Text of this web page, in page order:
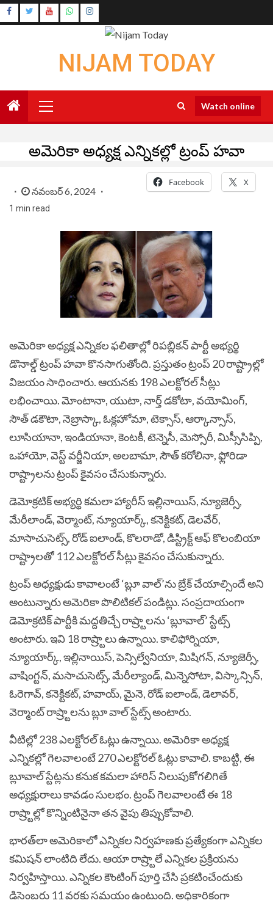
Skip
to
Instagram
NIJAM TODAY
Menu
Watch online
అమెరికా అధ్యక్ష ఎన్నికల్లో ట్రంప్ హవా
నవంబర్ 6, 2024
1 min read
Facebook X
అమెరికా అధ్యక్ష ఎన్నికల ఫలితాల్లో రిపబ్లికన్‌ పార్టీ అభ్యర్థి
డొనాల్డ్‌ ట్రంప్‌ హవా కొనసాగుతోంది. ప్రస్తుతం ట్రంప్‌ 20 రాష్ట్రాల్లో
విజయం సాధించారు. ఆయనకు 198 ఎలక్టోరల్‌ సీట్లు
లభించాయి. మోంటానా, యుటా, నార్త్‌ డకోటా, వయోమింగ్‌,
సౌత్‌ డకౌటా, నెబ్రాస్కా, ఓక్లహోమా, టెక్సాస్‌, ఆర్కాన్సాస్‌,
లూసియానా, ఇండియానా, కెంటకీ, టెన్నెసీ, మెస్సోరీ, మిస్సీసిప్పి,
ఒహాయో, వెస్ట్‌ వర్జీనియా, అలబామా, సౌత్‌ కరోలినా, ఫ్లోరిడా
రాష్ట్రాలను ట్రంప్‌ కైవసం చేసుకున్నారు.
డెమోక్రటిక్‌ అభ్యర్థి కమలా హ్యారీస్‌ ఇల్లినాయిస్‌, న్యూజెర్సీ,
మేరీలాండ్‌, వెర్మాంట్‌, న్యూయార్క్‌, కనెక్టికట్‌, డెలవేర్‌,
మాసాచుసెట్స్‌, రోడ్‌ ఐలాండ్‌, కొలరాడో, డిస్ట్రిక్ట్‌ ఆఫ్‌ కొలంబియా
రాష్ట్రాలతో 112 ఎలక్టోరల్‌ సీట్లు కైవసం చేసుకున్నారు.
ట్రంప్‌ అధ్యక్షుడు కావాలంటే ‘బ్లూ వాల్‌’ను బ్రేక్‌ చేయాల్సిందే అని
అంటున్నారు అమెరికా పొలిటికల్‌ పండిట్లు. సంప్రదాయంగా
డెమోక్రటిక్‌ పార్టీకి మద్దతిచ్చే రాష్ర్టాలను ‘బ్లూవాల్‌’ స్టేట్స్‌
అంటారు. ఇవి 18 రాష్ర్టాలు ఉన్నాయి. కాలిఫోర్నియా,
న్యూయార్క్‌, ఇల్లినాయిస్‌, పెన్సిల్వేనియా, మిషిగన్‌, న్యూజెర్సీ,
వాషింగ్టన్‌, మసాచుసెట్స్‌, మేరీల్యాండ్‌, మిన్నెసోటా, విస్కాన్సిన్‌,
ఓరెగావ్‌, కనెక్టికట్‌, హవాయ్‌, మైనె, రోడ్‌ ఐలాండ్‌, డెలావర్‌,
వెర్మాంట్‌ రాష్ర్టాలను బ్లూ వాల్‌ స్టేట్స్‌ అంటారు.
వీటిల్లో 238 ఎలక్టోరల్‌ ఓట్లు ఉన్నాయి. అమెరికా అధ్యక్ష
ఎన్నికల్లో గెలవాలంటే 270 ఎలక్టోరల్‌ ఓట్లు కావాలి. కాబట్టి, ఈ
బ్లూవాల్‌ స్టేట్లను కనుక కమలా హారిస్‌ నిలుపుకోగలిగితే
అధ్యక్షురాలు కావడం సులభం. ట్రంప్‌ గెలవాలంటే ఈ 18
రాష్ర్టాల్లో కొన్నింటినైనా తన వైపు తిప్పుకోవాలి.
భారత్‌లా అమెరికాలో ఎన్నికల నిర్వహణకు ప్రత్యేకంగా ఎన్నికల
కమిషన్‌ లాంటిది లేదు. ఆయా రాష్ర్టాలే ఎన్నికల ప్రక్రియను
నిర్వహిస్తాయి. ఎన్నికల కౌంటింగ్‌ పూర్తి చేసి ప్రకటించేందుకు
డిసెంబరు 11 వరకు సమయం ఉంటుంది. అధికారికంగా